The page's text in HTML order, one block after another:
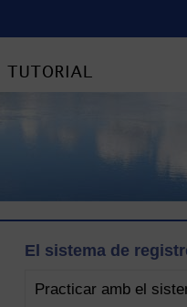
El sistema de
Practicar amb el